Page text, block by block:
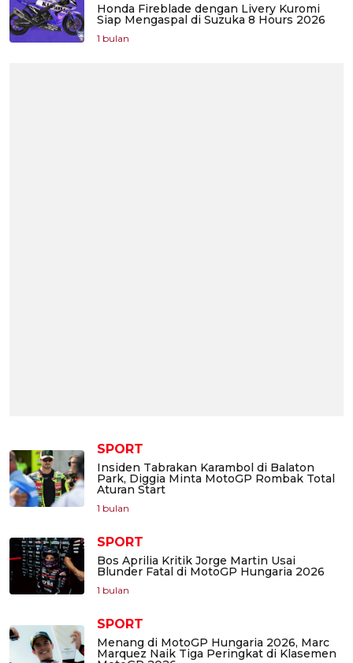
Honda Fireblade dengan Livery Kuromi
Siap Mengaspal di Suzuka 8 Hours 2026
1 bulan
SPORT
Insiden Tabrakan Karambol di Balaton
Park, Diggia Minta MotoGP Rombak Total
Aturan Start
1 bulan
SPORT
Bos Aprilia Kritik Jorge Martin Usai
Blunder Fatal di MotoGP Hungaria 2026
1 bulan
SPORT
Menang di MotoGP Hungaria 2026, Marc
Marquez Naik Tiga Peringkat di Klasemen